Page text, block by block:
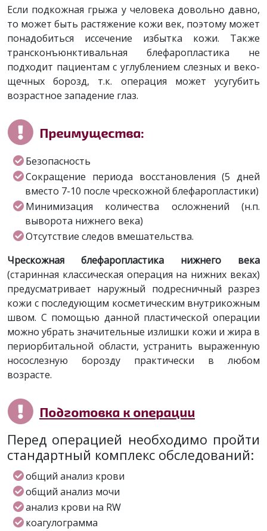
Если подкожная грыжа у человека довольно давно,
то может быть растяжение кожи век, поэтому может
понадобиться иссечение избытка кожи. Также
трансконъюнктивальная блефаропластика не
подходит пациентам с углублением слезных и веко-
щечных борозд, т.к. операция может усугубить
возрастное западение глаз.
Преимущества:
Безопасность
Сокращение периода восстановления (5 дней
вместо 7-10 после чрескожной блефаропластики)
Минимизация количества осложнений (н.п.
выворота нижнего века)
Отсутствие следов вмешательства.
Чрескожная блефаропластика нижнего века
(старинная классическая операция на нижних веках)
предусматривает наружный подресничный разрез
кожи с последующим косметическим внутрикожным
швом. С помощью данной пластической операции
можно убрать значительные излишки кожи и жира в
периорбитальной области, устранить выраженную
носослезную борозду практически в любом
возрасте.
Подготовка к операции
Перед операцией необходимо пройти
стандартный комплекс обследований:
общий анализ крови
общий анализ мочи
анализ крови на RW
коагулограмма